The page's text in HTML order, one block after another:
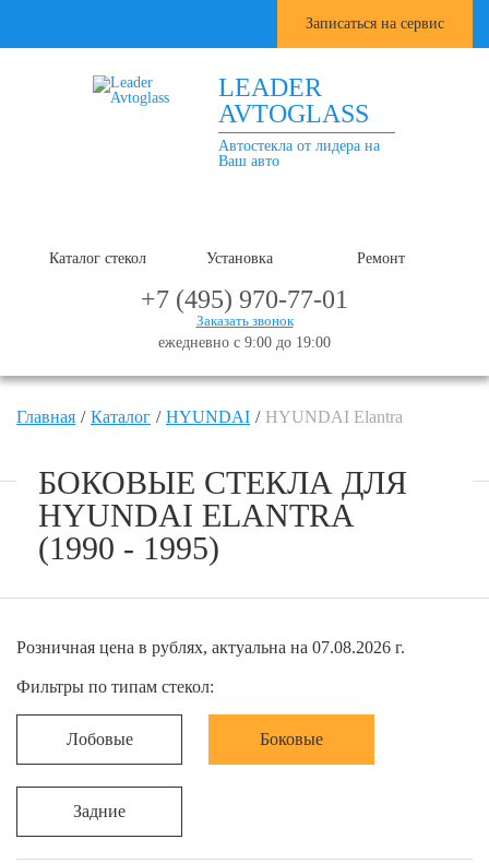
Записаться на сервис
LEADER
AVTOGLASS
Автостекла от лидера на
Ваш авто
Каталог стекол Установка Ремонт
+7 (495) 970-77-01
Заказать звонок
ежедневно с 9:00 до 19:00
Главная Каталог HYUNDAI HYUNDAI Elantra
БОКОВЫЕ СТЕКЛА ДЛЯ
HYUNDAI ELANTRA
(1990 - 1995)
Розничная цена в рублях, актуальна на 07.08.2026 г.
Фильтры по типам стекол:
Лобовые Боковые
Задние